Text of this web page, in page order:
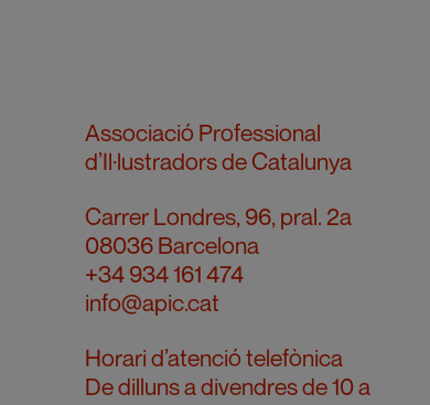
Associació Professional
d’Il·lustradors de Catalunya
Carrer Londres, 96, pral. 2a
08036 Barcelona
+34 934 161 474
info@apic.cat
Horari d’atenció telefònica
De dilluns a divendres de 10 a